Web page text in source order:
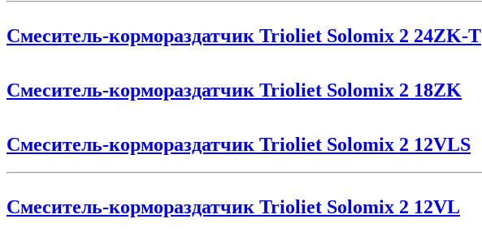
Смеситель-кормораздатчик Trioliet Solomix 2 24ZK-T
Смеситель-кормораздатчик Trioliet Solomix 2 18ZK
Смеситель-кормораздатчик Trioliet Solomix 2 12VLS
Смеситель-кормораздатчик Trioliet Solomix 2 12VL